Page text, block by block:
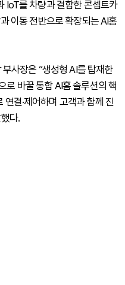
IoT를 차량과 결합한 콘셉트카
이동 전반으로 확장되는 AI홈
사장은 “생성형 AI를 탑재한
로 바꿀 통합 AI홈 솔루션의 핵
결·제어하며 고객과 함께 진
다.